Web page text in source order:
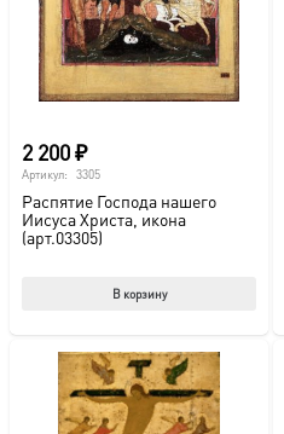
2 200₽
Артикул: 3305
Распятие Господа нашего
Иисуса Христа, икона
(арт.03305)
В корзину